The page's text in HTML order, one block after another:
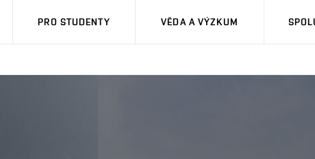
PRO STUDENTY VĚDA A VÝZKUM